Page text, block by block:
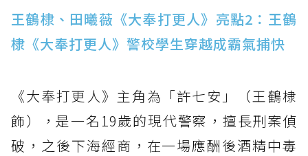
王鶴棣、田曦薇《大奉打更人》亮點2：王鶴
棣《大奉打更人》警校學生穿越成霸氣捕快
《大奉打更人》主角為「許七安」（王鶴棣
飾），是一名19歲的現代警察，擅長刑案偵
破，之後下海經商，在一場應酬後酒精中毒